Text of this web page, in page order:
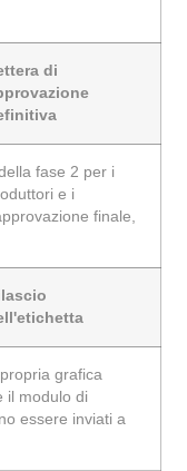
di
fase 2 per i
e i
finale,
grafica
il modulo di
essere inviati a